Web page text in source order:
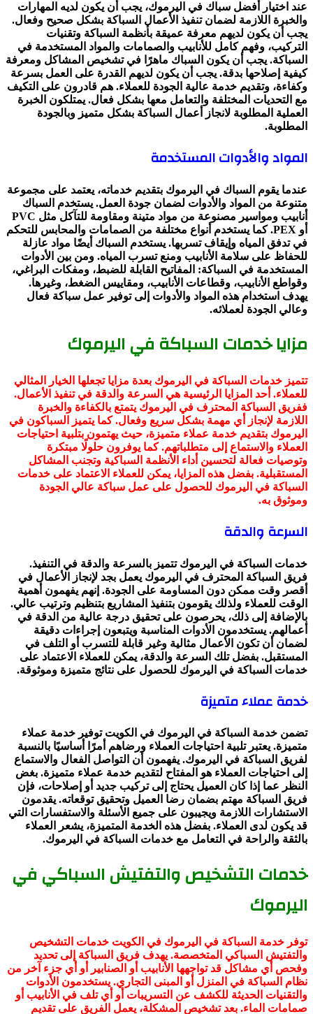
عند اختيار أفضل سباك في اليرموك، يجب أن يكون لديه المهارات
والخبرة اللازمة لضمان تنفيذ الأعمال السباكة بشكل صحيح وفعال.
يجب أن يكون لديهم معرفة عميقة بأنظمة السباكة وتقنيات
التركيب، وفهم كامل للأنابيب والصمامات والمواد المستخدمة في
السباكة. يجب أن يكون السباك ماهرًا في تشخيص المشاكل ومعرفة
كيفية إصلاحها بدقة. يجب أن يكون لديهم القدرة على العمل بسرعة
وكفاءة، وتقديم خدمة عالية الجودة للعملاء. هم قادرون على التكيف
مع التحديات المختلفة والتعامل معها بشكل فعال. يمتلكون الخبرة
العملية المطلوبة لانجاز أعمال السباكة بشكل متميز وبالجودة
المطلوبة.
المواد والأدوات المستخدمة
عندما يقوم السباك في اليرموك بتقديم خدماته، يعتمد على مجموعة
متنوعة من المواد والأدوات لضمان جودة العمل. يستخدم السباك
أنابيب ومواسير مصنوعة من مواد متينة ومقاومة للتآكل مثل PVC
أو PEX. كما يستخدم أنواع مختلفة من الصمامات والمحابس للتحكم
في تدفق المياه وإيقاف تسربها. يستخدم السباك أيضًا مواد عازلة
للحفاظ على سلامة الأنابيب ومنع تسرب المياه. ومن بين الأدوات
المستخدمة في السباكة: المفاتيح القابلة للضبط، ومفكات البراغي،
وقواطع الأنابيب، وقطاعات الأنابيب، ومقاييس الضغط، وغيرها.
يهدف استخدام هذه المواد والأدوات إلى توفير عمل سباكة فعال
وعالي الجودة لعملائه.
مزايا خدمات السباكة في اليرموك
تتميز خدمات السباكة في اليرموك بعدة مزايا تجعلها الخيار المثالي
للعملاء. أحد المزايا الرئيسية هي السرعة والدقة في تنفيذ الأعمال.
ففريق السباكة المحترف في اليرموك يتمتع بالكفاءة والخبرة
اللازمة لإنجاز أي مهمة بشكل سريع وفعال. كما يتميز السباكون في
اليرموك بتقديم خدمة عملاء متميزة، حيث يهتمون بتلبية احتياجات
العملاء والاستماع إلى متطلباتهم. كما يوفرون حلولًا مبتكرة
وتوصيات فعالة لتحسين أداء الأنظمة السباكية وتجنب المشاكل
المستقبلية. بفضل هذه المزايا، يمكن للعملاء الاعتماد على خدمات
السباكة في اليرموك للحصول على عمل سباكة عالي الجودة
وموثوق به.
السرعة والدقة
خدمات السباكة في اليرموك تتميز بالسرعة والدقة في التنفيذ.
فريق السباكة المحترف في اليرموك يعمل بجد لإنجاز الأعمال في
أقصر وقت ممكن دون المساومة على الجودة. إنهم يفهمون أهمية
الوقت للعملاء ولذلك يقومون بتنفيذ المشاريع بتنظيم وترتيب عالي.
بالإضافة إلى ذلك، يحرصون على تحقيق درجة عالية من الدقة في
أعمالهم. يستخدمون الأدوات المناسبة ويتبعون إجراءات دقيقة
لضمان أن تكون الأعمال مثالية وغير قابلة للتسرب أو التلف في
المستقبل. بفضل تلك السرعة والدقة، يمكن للعملاء الاعتماد على
خدمات السباكة في اليرموك للحصول على نتائج متميزة وموثوقة.
خدمة عملاء متميزة
تضمن خدمة السباكة في اليرموك في الكويت توفير خدمة عملاء
متميزة. يعتبر تلبية احتياجات العملاء ورضاهم أمرًا أساسيًا بالنسبة
لفريق السباكة في اليرموك. يفهمون أن التواصل الفعال والاستماع
إلى احتياجات العملاء هو المفتاح لتقديم خدمة عملاء متميزة. بغض
النظر عما إذا كان العميل يحتاج إلى تركيب جديد أو إصلاحات، فإن
فريق السباكة مهتم بضمان رضا العميل وتحقيق توقعاته. يقدمون
الاستشارات اللازمة ويجيبون على جميع الأسئلة والاستفسارات التي
قد يكون لدى العملاء. بفضل هذه الخدمة المتميزة، يشعر العملاء
بالثقة والراحة في التعامل مع خدمات السباكة في اليرموك.
خدمات التشخيص والتفتيش السباكي في
اليرموك
توفر خدمة السباكة في اليرموك في الكويت خدمات التشخيص
والتفتيش السباكي المتخصصة. يهدف فريق السباكة إلى تحديد
وفحص أي مشاكل قد تواجهها الأنابيب أو الصنابير أو أي جزء آخر من
نظام السباكة في المنزل أو المبنى التجاري. يستخدمون الأدوات
والتقنيات الحديثة للكشف عن التسريبات أو أي تلف في الأنابيب أو
صمامات الماء. بعد تشخيص المشكلة، يعمل الفريق على تقديم